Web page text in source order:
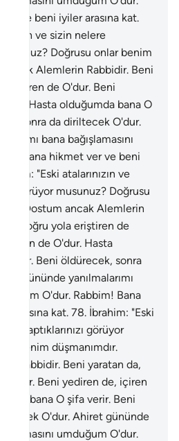
ve beni iyiler arasına kat.
ve sizin nelere
musunuz? Doğrusu onlar benim
ancak Alemlerin Rabbidir. Beni
eriştiren de O'dur. Beni
Hasta olduğumda bana O
sonra da diriltecek O'dur.
bana bağışlamasını
Bana hikmet ver ve beni
İbrahim: "Eski atalarınızın ve
görüyor musunuz? Doğrusu
Dostum ancak Alemlerin
da, doğru yola eriştiren de
içiren de O'dur. Hasta
verir. Beni öldürecek, sonra
gününde yanılmalarımı
O'dur. Rabbim! Bana
arasına kat. 78. İbrahim: "Eski
taptıklarınızı görüyor
benim düşmanımdır.
Rabbidir. Beni yaratan da,
O'dur. Beni yediren de, içiren
bana O şifa verir. Beni
O'dur. Ahiret gününde
umduğum O'dur.